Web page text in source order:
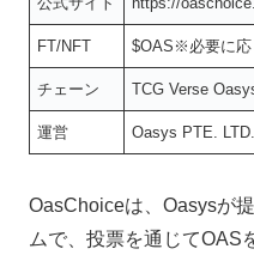
FT/NFT $OAS※必要に応
チェーン TCG Verse
運営 Oasys PTE. LTD.
OasChoiceは、Oasysが
ムで、投票を通じてOAS